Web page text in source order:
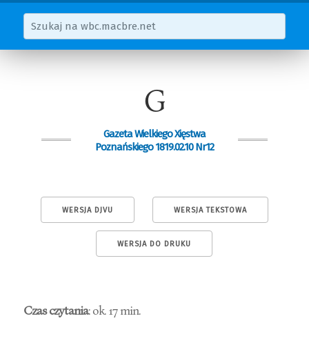
G
Gazeta Wielkiego Xięstwa
Poznańskiego 1819.02.10 Nr12
WERSJA DJVU WERSJA TEKSTOWA
WERSJA DO DRUKU
Czas czytania: ok. 17 min.